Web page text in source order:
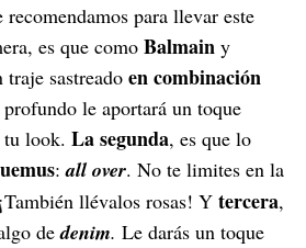
recomendamos para llevar este
es que como Balmain y
sastreado en combinación
le aportará un toque
look. La segunda, es que lo
:all over. No te limites en la
llévalos rosas! Y tercera,
dedenim. Le darás un toque